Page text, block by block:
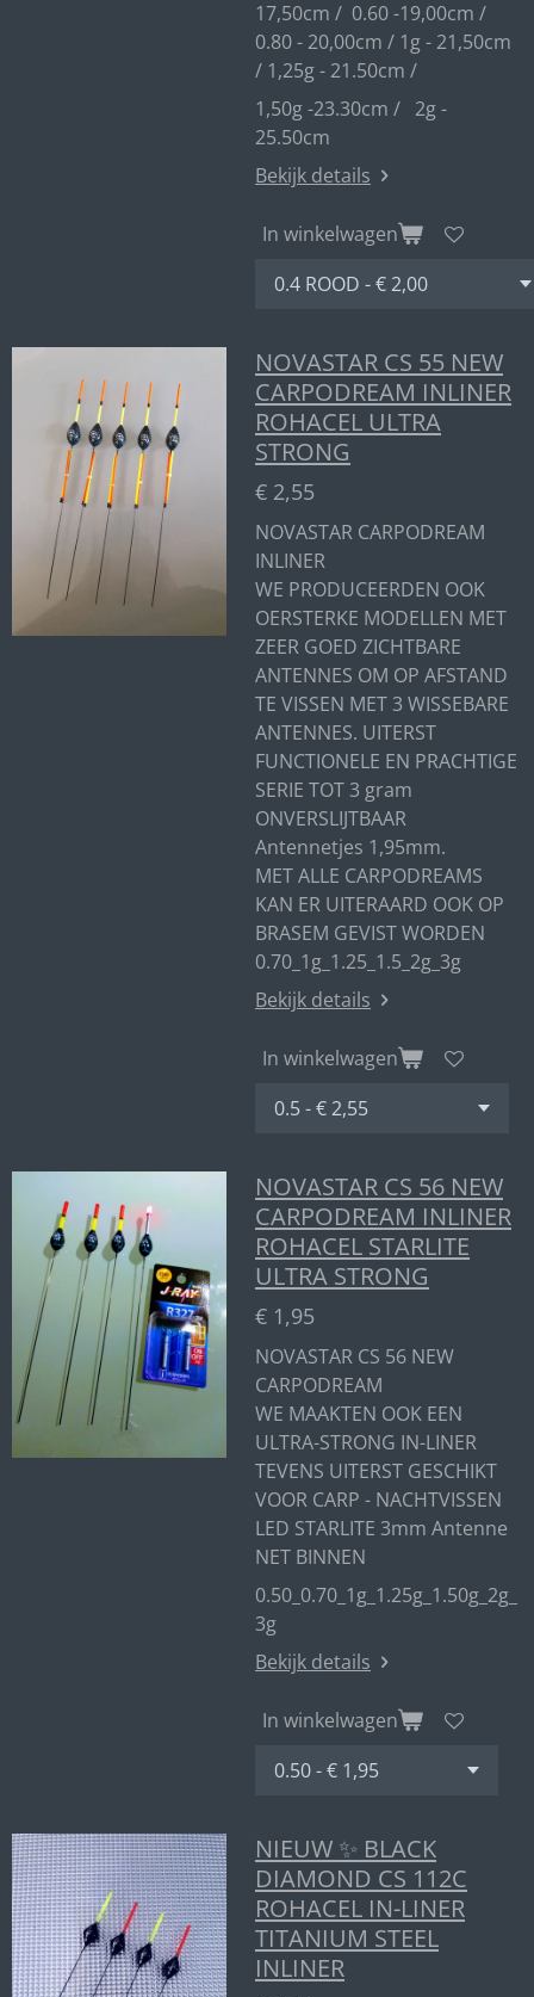
17,50cm / 0.60 -19,00cm /
0.80 - 20,00cm / 1g - 21,50cm
/ 1,25g - 21.50cm /
1,50g -23.30cm / 2g -
25.50cm
Bekijk details
In winkelwagen
NOVASTAR CS 55 NEW
CARPODREAM INLINER
ROHACEL ULTRA
STRONG
€ 2,55
NOVASTAR CARPODREAM
INLINER
WE PRODUCEERDEN OOK
OERSTERKE MODELLEN MET
ZEER GOED ZICHTBARE
ANTENNES OM OP AFSTAND
TE VISSEN MET 3 WISSEBARE
ANTENNES. UITERST
FUNCTIONELE EN PRACHTIGE
SERIE TOT 3 gram
ONVERSLIJTBAAR
Antennetjes 1,95mm.
MET ALLE CARPODREAMS
KAN ER UITERAARD OOK OP
BRASEM GEVIST WORDEN
0.70_1g_1.25_1.5_2g_3g
Bekijk details
In winkelwagen
NOVASTAR CS 56 NEW
CARPODREAM INLINER
ROHACEL STARLITE
ULTRA STRONG
€ 1,95
NOVASTAR CS 56 NEW
CARPODREAM
WE MAAKTEN OOK EEN
ULTRA-STRONG IN-LINER
TEVENS UITERST GESCHIKT
VOOR CARP - NACHTVISSEN
LED STARLITE 3mm Antenne
NET BINNEN
0.50_0.70_1g_1.25g_1.50g_2g_
3g
Bekijk details
In winkelwagen
NIEUW ✨ BLACK
DIAMOND CS 112C
ROHACEL IN-LINER
TITANIUM STEEL
INLINER